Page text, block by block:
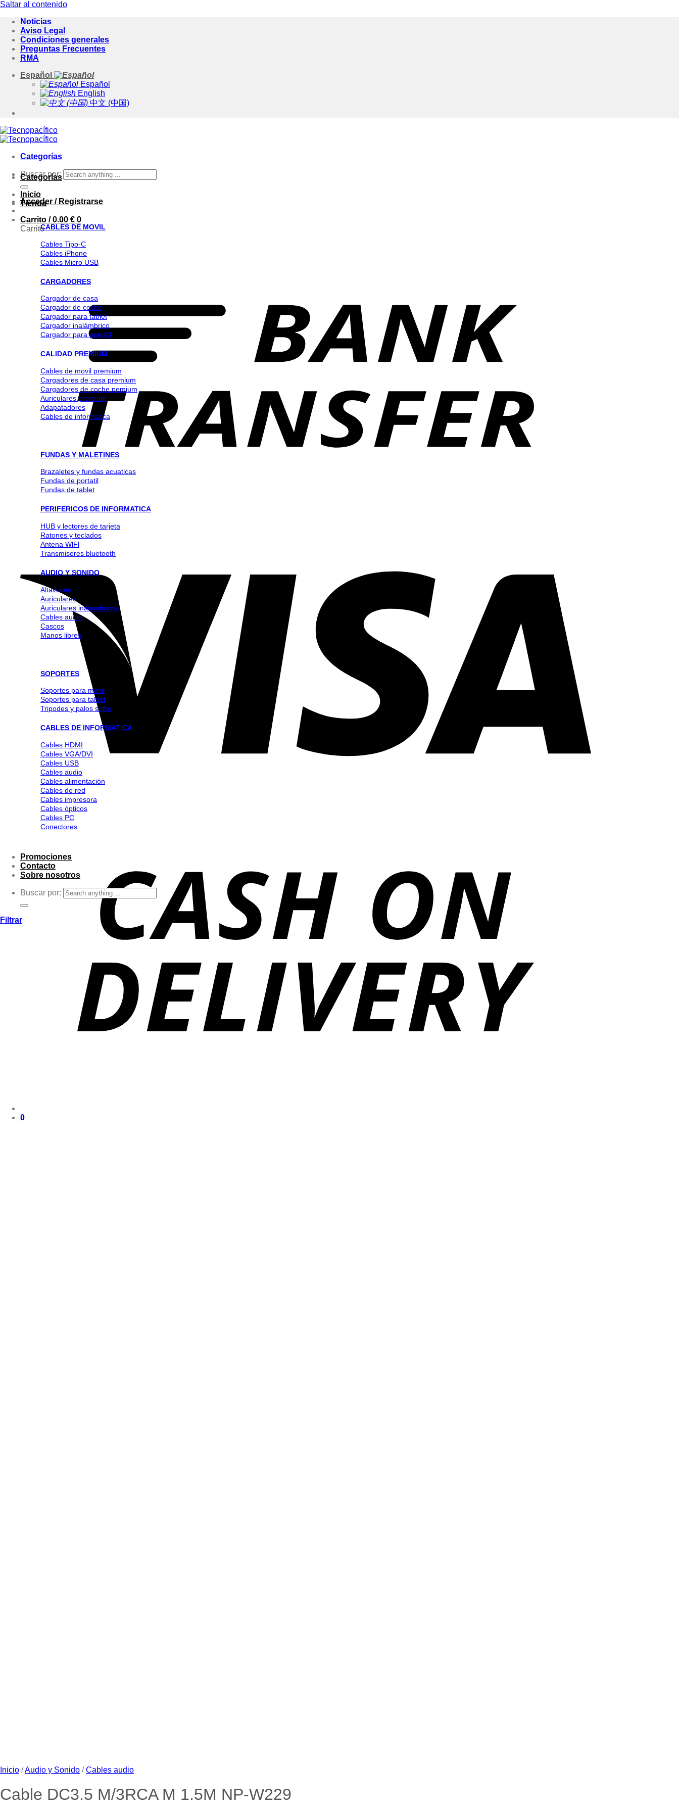
Saltar al contenido
Noticias
Aviso Legal
Condiciones generales
Preguntas Frecuentes
RMA
Español
Español
English
中文 (中国)
Categorías
Buscar por:
Acceder / Registrarse
Carrito /0.00 € 0
Carrito
0
Categorías
Inicio
Tienda
CABLES DE MOVIL
Cables Tipo-C
Cables iPhone
Cables Micro USB
CARGADORES
Cargador de casa
Cargador de coche
Cargador para tablet
Cargador inalámbrico
Cargador para portátil
CALIDAD PREMIUM
Cables de movil premium
Cargadores de casa premium
Cargadores de coche pemium
Auriculares premium
Adapatadores
Cables de informatica
FUNDAS Y MALETINES
Brazaletes y fundas acuaticas
Fundas de portatil
Fundas de tablet
PERIFERICOS DE INFORMATICA
HUB y lectores de tarjeta
Ratones y teclados
Antena WlFl
Transmisores bluetooth
AUDIO Y SONIDO
Altavoces
Auriculares
Auriculares inalambricos
Cables audio
Cascos
Manos libres
SOPORTES
Soportes para movil
Soportes para tablet
Tripodes y palos selfie
CABLES DE INFORMATICA
Cables HDMI
Cables VGA/DVI
Cables USB
Cables audio
Cables alimentación
Cables de red
Cables impresora
Cables ópticos
Cables PC
Conectores
Promociones
Contacto
Sobre nosotros
Buscar por:
Filtrar
Inicio /Audio y Sonido / Cables audio
Cable DC3.5 M/3RCA M 1.5M NP-W229